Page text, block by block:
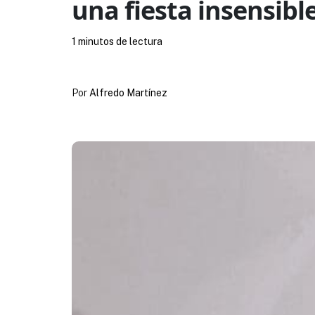
una fiesta
Por Alfredo Martínez
1 minutos de lectura